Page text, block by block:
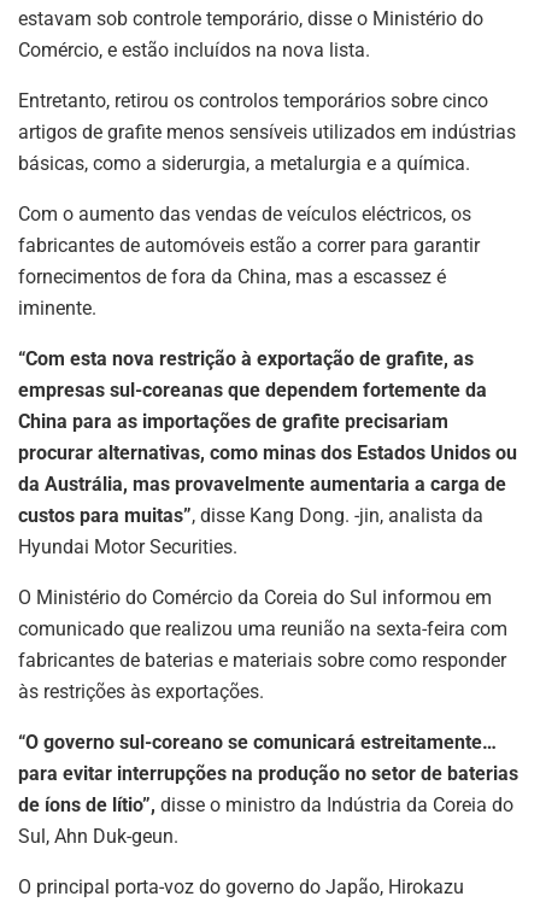
estavam sob controle temporário, disse o Ministério do
Comércio, e estão incluídos na nova lista.
Entretanto, retirou os controlos temporários sobre cinco
artigos de grafite menos sensíveis utilizados em indústrias
básicas, como a siderurgia, a metalurgia e a química.
Com o aumento das vendas de veículos eléctricos, os
fabricantes de automóveis estão a correr para garantir
fornecimentos de fora da China, mas a escassez é
iminente.
“Com esta nova restrição à exportação de grafite, as
empresas sul-coreanas que dependem fortemente da
China para as importações de grafite precisariam
procurar alternativas, como minas dos Estados Unidos ou
da Austrália, mas provavelmente aumentaria a carga de
custos para muitas”, disse Kang Dong. -jin, analista da
Hyundai Motor Securities.
O Ministério do Comércio da Coreia do Sul informou em
comunicado que realizou uma reunião na sexta-feira com
fabricantes de baterias e materiais sobre como responder
às restrições às exportações.
“O governo sul-coreano se comunicará estreitamente…
para evitar interrupções na produção no setor de baterias
de íons de lítio”, disse o ministro da Indústria da Coreia do
Sul, Ahn Duk-geun.
O principal porta-voz do governo do Japão, Hirokazu
ASSINE NOSSA
NEWSLETTER
Fique atualizado com as últimas
notíciase inovações do setor mineral
brasileiro.